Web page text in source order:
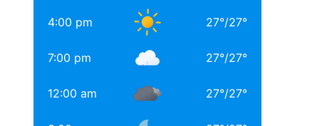
4:00 pm 27°/27°
7:00 pm 27°/27°
12:00 am 27°/27°